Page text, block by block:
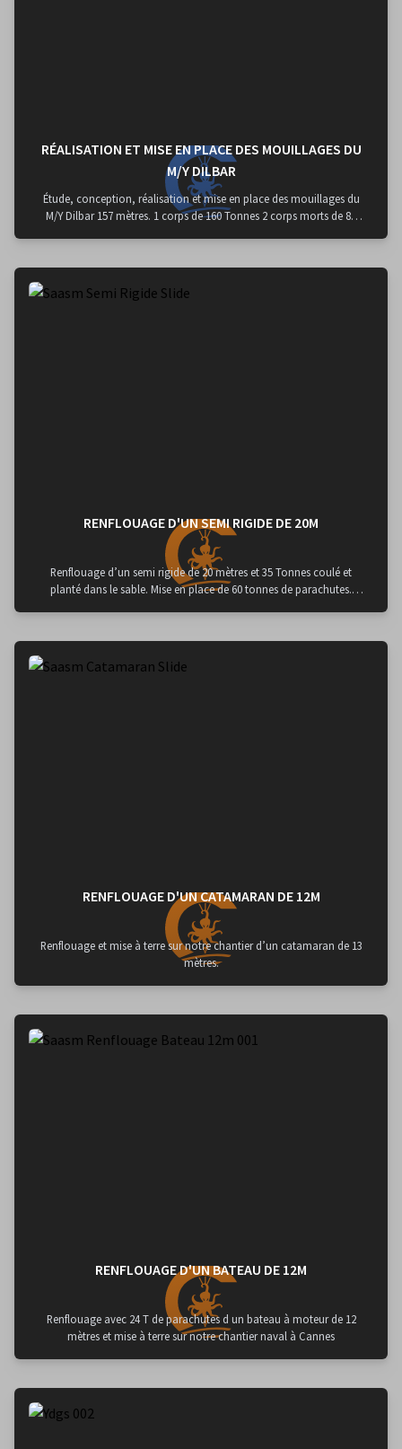
RÉALISATION ET MISE EN PLACE DES MOUILLAGES DU
M/Y DILBAR
Étude, conception, réalisation et mise en place des mouillages du
M/Y Dilbar 157 mètres. 1 corps de 160 Tonnes 2 corps morts de 80
RENFLOUAGE D'UN SEMI RIGIDE DE 20M
Renflouage d’un semi rigide de 20 mètres et 35 Tonnes coulé et
planté dans le sable. Mise en place de 60 tonnes de parachutes.
RENFLOUAGE D'UN CATAMARAN DE 12M
Renflouage et mise à terre sur notre chantier d’un catamaran de 13
mètres.
RENFLOUAGE D'UN BATEAU DE 12M
Renflouage avec 24 T de parachutes d un bateau à moteur de 12
mètres et mise à terre sur notre chantier naval à Cannes